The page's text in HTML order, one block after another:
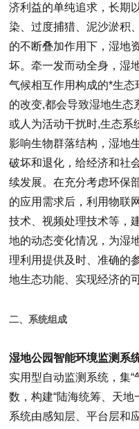
济利益的单纯追求，长期
染、过度捕猎、泥沙淤积
的不断叠加作用下，湿地
坏。牵一发而动全身，湿
气候相互作用构成的*生
的改变,都会导致湿地生态
或人为活动干扰时,生态系
影响生物群落结构，湿地
破坏和退化，给经济和社
续发展。在充分考虑环保
的应用需求后，利用物联
技术、视频处理技术等，
地的动态变化情况，为湿
理利用提供及时、准确的
地生态功能、实现经济的
二、系统组成
湿地公园智能环境监测系
实用型自动监测系统，集
数，构建“陆海统筹、天
系统由感知层、平台层和